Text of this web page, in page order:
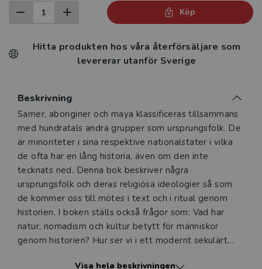
Köp
Hitta produkten hos våra återförsäljare som
levererar utanför Sverige
Beskrivning
Beskrivning
Samer, aboriginer och maya klassificeras tillsammans
med hundratals andra grupper som ursprungsfolk. De
är minoriteter i sina respektive nationalstater i vilka
de ofta har en lång historia, även om den inte
tecknats ned. Denna bok beskriver några
ursprungsfolk och deras religiösa ideologier så som
de kommer oss till mötes i text och i ritual genom
historien. I boken ställs också frågor som: Vad har
natur, nomadism och kultur betytt för människor
genom historien? Hur ser vi i ett modernt sekulärt
Visa hela beskrivningen